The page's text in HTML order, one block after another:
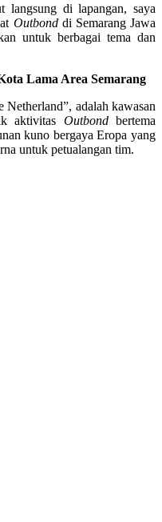
langsung di lapangan, saya
Outbonddi Semarang Jawa
untuk berbagai tema dan
Lama Area Semarang
adalah kawasan
aktivitas Outbondbertema
kuno bergaya Eropa yang
untuk petualangan tim.